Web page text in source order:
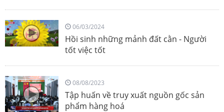
06/03/2024
Hồi sinh những mảnh đất cằn - Người
tốt việc tốt
08/08/2023
Tập huấn về truy xuất nguồn gốc sản
phẩm hàng hoá